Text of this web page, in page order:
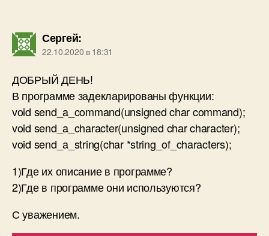
Сергей:
22.10.2020 в 18:31
ДОБРЫЙ ДЕНЬ!
В программе задекларированы функции:
void send_a_command(unsigned char command);
void send_a_character(unsigned char character);
void send_a_string(char *string_of_characters);
1)Где их описание в программе?
2)Где в программе они используются?
С уважением.